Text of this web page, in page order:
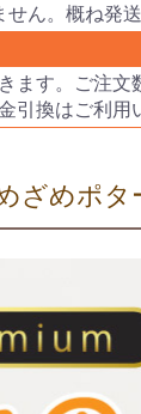
ん。概ね発
ます。ご注
引換はご利用
ざめポタ